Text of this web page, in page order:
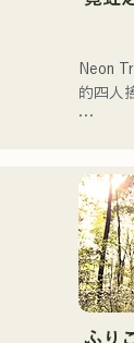
Neon
的四人
Trip」
由主唱
情演繹
搖滾的
出來。
的旋律
ふり